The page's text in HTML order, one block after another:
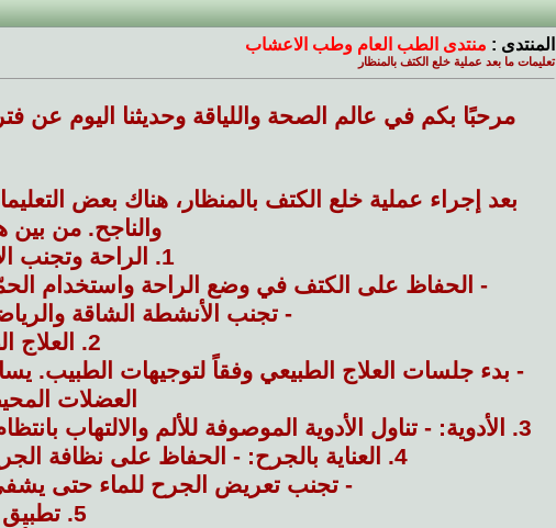
المنتدى : منتدى الطب العام وطب الاعشاب
تعليمات ما بعد عملية خلع الكتف بالمنظار
مرحبًا بكم في عالم الصحة واللياقة وحديثنا اليوم عن
بعد إجراء عملية خلع الكتف بالمنظار، هناك بعض
والناجح. من بين
1. الراحة وتجنب الأنشطة الشاقة:
- الحفاظ على الكتف في وضع الراحة واستخدام
- تجنب الأنشطة الشاقة
2. العلاج الطبيعي:
- بدء جلسات العلاج الطبيعي وفقاً لتوجيهات الطبيب.
العضلات
3. الأدوية: - تناول الأدوية الموصوفة للألم والالتهاب بانتظام. تجنب الأدوية غير الموصوفة بدون استشارة الطبيب.
4. العناية بالجرح: - الحفاظ على نظافة الجرح وتغييره بانتظام وفقاً لتعليمات الطبيب.
- تجنب تعريض الجرح للماء حتى
5. تطبيق الثلج: